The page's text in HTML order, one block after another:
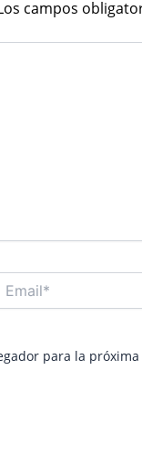
campos
para la